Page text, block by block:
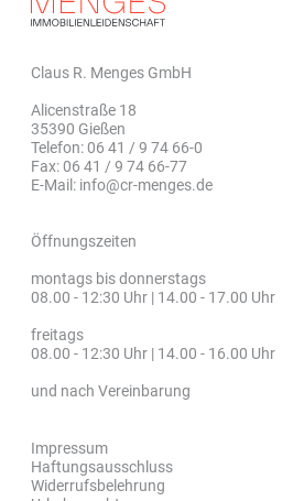
Claus R. Menges GmbH
Alicenstraße 18
35390 Gießen
Telefon: 06 41 / 9 74 66-0
Fax: 06 41 / 9 74 66-77
E-Mail: info@cr-menges.de
Öffnungszeiten
montags bis donnerstags
08.00 - 12:30 Uhr | 14.00 - 17.00 Uhr
freitags
08.00 - 12:30 Uhr | 14.00 - 16.00 Uhr
und nach Vereinbarung
Impressum
Haftungsausschluss
Widerrufsbelehrung